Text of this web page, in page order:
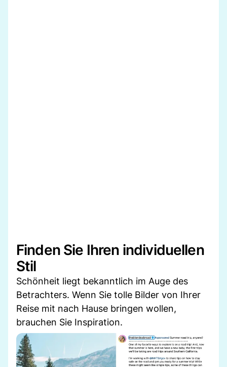
Finden Sie Ihren individuellen
Stil
Schönheit liegt bekanntlich im Auge des
Betrachters. Wenn Sie tolle Bilder von Ihrer
Reise mit nach Hause bringen wollen,
brauchen Sie Inspiration.